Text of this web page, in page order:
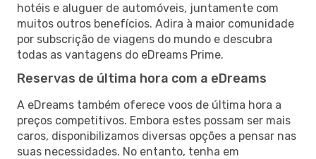
hotéis e aluguer de automóveis, juntamente com
muitos outros benefícios. Adira à maior comunidade
por subscrição de viagens do mundo e descubra
todas as vantagens do eDreams Prime.
Reservas de última hora com a eDreams
A eDreams também oferece voos de última hora a
preços competitivos. Embora estes possam ser mais
caros, disponibilizamos diversas opções a pensar nas
suas necessidades. No entanto, tenha em